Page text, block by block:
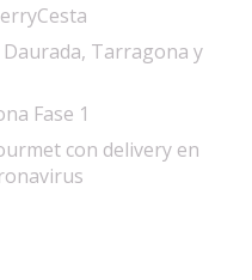
Daurada, Tarragona y
Fase 1
con delivery en